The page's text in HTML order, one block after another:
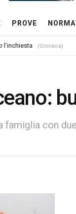
PROVE
l’inchiesta (Cronaca)
con